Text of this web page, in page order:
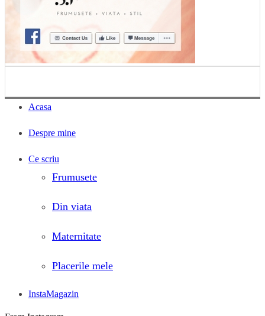
Acasa
Despre mine
Ce scriu
Frumusete
Din viata
Maternitate
Placerile mele
InstaMagazin